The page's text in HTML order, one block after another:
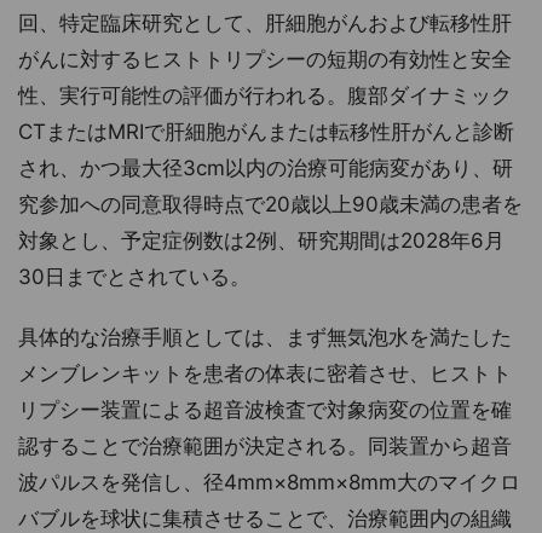
回、特定臨床研究として、肝細胞がんおよび転移性肝
がんに対するヒストトリプシーの短期の有効性と安全
性、実行可能性の評価が行われる。腹部ダイナミック
CTまたはMRIで肝細胞がんまたは転移性肝がんと診断
され、かつ最大径3cm以内の治療可能病変があり、研
究参加への同意取得時点で20歳以上90歳未満の患者を
対象とし、予定症例数は2例、研究期間は2028年6月
30日までとされている。
具体的な治療手順としては、まず無気泡水を満たした
メンブレンキットを患者の体表に密着させ、ヒストト
リプシー装置による超音波検査で対象病変の位置を確
認することで治療範囲が決定される。同装置から超音
波パルスを発信し、径4mm×8mm×8mm大のマイクロ
バブルを球状に集積させることで、治療範囲内の組織